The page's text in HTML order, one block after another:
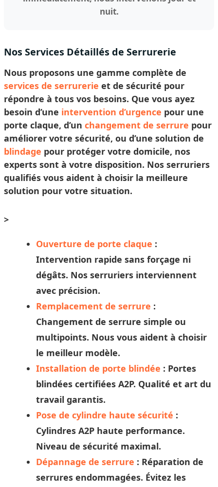
nuit.
Nos Services Détaillés de Serrurerie
Nous proposons une gamme complète de
services de serrurerie et de sécurité pour
répondre à tous vos besoins. Que vous ayez
besoin d’une intervention d’urgence pour une
porte claque, d’un changement de serrure pour
améliorer votre sécurité, ou d’une solution de
blindage pour protéger votre domicile, nos
experts sont à votre disposition. Nos serruriers
qualifiés vous aident à choisir la meilleure
solution pour votre situation.
>
Ouverture de porte claque :
Intervention rapide sans forçage ni
dégâts. Nos serruriers interviennent
avec précision.
Remplacement de serrure :
Changement de serrure simple ou
multipoints. Nous vous aident à choisir
le meilleur modèle.
Installation de porte blindée : Portes
blindées certifiées A2P. Qualité et art du
travail garantis.
Pose de cylindre haute sécurité :
Cylindres A2P haute performance.
Niveau de sécurité maximal.
Dépannage de serrure : Réparation de
serrures endommagées. Évitez les